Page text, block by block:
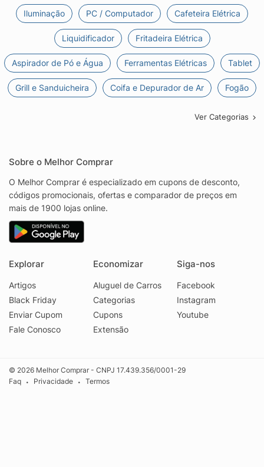
Iluminação PC / Computador Cafeteira Elétrica
Liquidificador Fritadeira Elétrica
Aspirador de Pó e Água Ferramentas Elétricas Tablet
Grill e Sanduicheira Coifa e Depurador de Ar Fogão
Ver Categorias
Sobre o Melhor Comprar
O Melhor Comprar é especializado em cupons de desconto,
códigos promocionais, ofertas e comparador de preços em
mais de 1900 lojas online.
Explorar
Artigos
Black Friday
Enviar Cupom
Fale Conosco
Economizar
Aluguel de Carros
Categorias
Cupons
Extensão
Siga-nos
Facebook
Instagram
Youtube
© 2026 Melhor Comprar - CNPJ 17.439.356/0001-29
Faq
• Privacidade • Termos